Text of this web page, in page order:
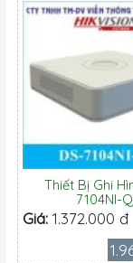
Thiết Bị Ghi
7104NI-
Giá: 1.372.000 đ